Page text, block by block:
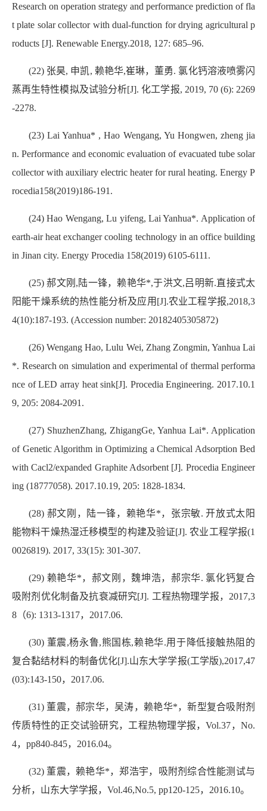
Research on operation strategy and performance prediction of fla
t plate solar collector with dual-function for drying agricultural p
roducts [J]. Renewable Energy.2018, 127: 685–96.
(22) 张昊, 申凯, 赖艳华,崔琳，董勇. 氯化钙溶液喷雾闪
蒸再生特性模拟及试验分析[J]. 化工学报, 2019, 70 (6): 2269
-2278.
(23) Lai Yanhua* , Hao Wengang, Yu Hongwen, zheng jia
n. Performance and economic evaluation of evacuated tube solar
collector with auxiliary electric heater for rural heating. Energy P
rocedia158(2019)186-191.
(24) Hao Wengang, Lu yifeng, Lai Yanhua*. Application of
earth-air heat exchanger cooling technology in an office building
in Jinan city. Energy Procedia 158(2019) 6105-6111.
(25) 郝文刚,陆一锋，赖艳华*,于洪文,吕明新.直接式太
阳能干燥系统的热性能分析及应用[J].农业工程学报,2018,3
4(10):187-193. (Accession number: 20182405305872)
(26) Wengang Hao, Lulu Wei, Zhang Zongmin, Yanhua Lai
*. Research on simulation and experimental of thermal performa
nce of LED array heat sink[J]. Procedia Engineering. 2017.10.1
9, 205: 2084-2091.
(27) ShuzhenZhang, ZhigangGe, Yanhua Lai*. Application
of Genetic Algorithm in Optimizing a Chemical Adsorption Bed
with Cacl2/expanded Graphite Adsorbent [J]. Procedia Engineer
ing (18777058). 2017.10.19, 205: 1828-1834.
(28) 郝文刚，陆一锋，赖艳华*，张宗敏. 开放式太阳
能物料干燥热湿迁移模型的构建及验证[J]. 农业工程学报(1
0026819). 2017, 33(15): 301-307.
(29) 赖艳华*，郝文刚，魏坤浩，郝宗华. 氯化钙复合
吸附剂优化制备及抗衰减研究[J]. 工程热物理学报，2017,3
8（6): 1313-1317，2017.06.
(30) 董震,杨永鲁,熊国栋,赖艳华.用于降低接触热阻的
复合黏结材料的制备优化[J].山东大学学报(工学版),2017,47
(03):143-150，2017.06.
(31) 董震，郝宗华，吴涛，赖艳华*，新型复合吸附剂
传质特性的正交试验研究，工程热物理学报，Vol.37，No.
4，pp840-845，2016.04。
(32) 董震，赖艳华*，郑浩宇，吸附剂综合性能测试与
分析，山东大学学报，Vol.46,No.5, pp120-125，2016.10。